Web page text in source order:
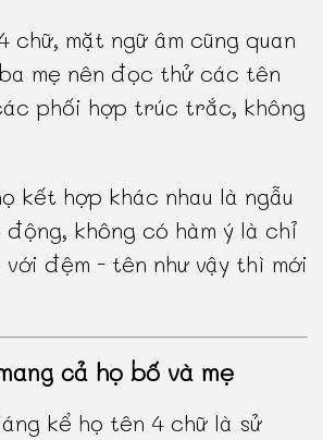
chữ, mặt ngữ âm cũng quan
mẹ nên đọc thử các tên
phối hợp trúc trắc, không
kết hợp khác nhau là ngẫu
động, không có hàm ý là chỉ
đệm - tên như vậy thì mới
cả họ bố và mẹ
kể họ tên 4 chữ là sử